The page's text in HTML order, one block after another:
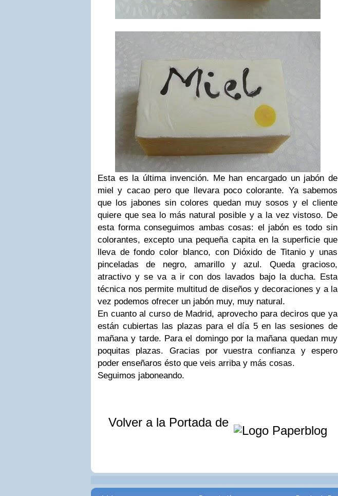
Esta es la última invención. Me han encargado un jabón de
miel y cacao pero que llevara poco colorante. Ya sabemos
que los jabones sin colores quedan muy sosos y el cliente
quiere que sea lo más natural posible y a la vez vistoso. De
esta forma conseguimos ambas cosas: el jabón es todo sin
colorantes, excepto una pequeña capita en la superficie que
lleva de fondo color blanco, con Dióxido de Titanio y unas
pinceladas de negro, amarillo y azul. Queda gracioso,
atractivo y se va a ir con dos lavados bajo la ducha. Esta
técnica nos permite multitud de diseños y decoraciones y a la
vez podemos ofrecer un jabón muy, muy natural.
En cuanto al curso de Madrid, aprovecho para deciros que ya
están cubiertas las plazas para el día 5 en las sesiones de
mañana y tarde. Para el domingo por la mañana quedan muy
poquitas plazas. Gracias por vuestra confianza y espero
poder enseñaros ésto que veis arriba y más cosas.
Seguimos jaboneando.
Volver a la Portada de